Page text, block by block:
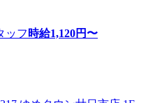
ッフ 時給1,120円〜